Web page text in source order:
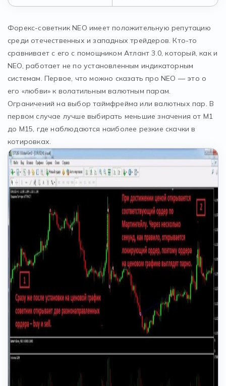
Форекс-советник NEO имеет положительную репутацию
среди отечественных и западных трейдеров. Кто-то
сравнивает с его с помощником Атлант 3.0, который, как и
NEO, работает не по установленным индикаторным
системам. Первое, что можно сказать про NEO — это о
его «любви» к волатильным валютным парам.
Ограничений на выбор таймфрейма или валютных пар. В
первом случае лучше выбирать меньшие значения от М1
до М15, где наблюдаются наиболее резкие скачки в
котировках.